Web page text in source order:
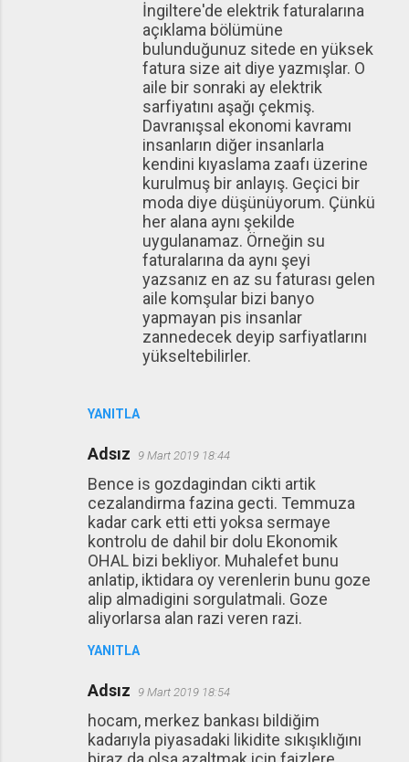
YANITLA
İngiltere'de elektrik faturalarına
açıklama bölümüne
bulunduğunuz sitede en yüksek
fatura size ait diye yazmışlar. O
aile bir sonraki ay elektrik
sarfiyatını aşağı çekmiş.
Davranışsal ekonomi kavramı
insanların diğer insanlarla
kendini kıyaslama zaafı üzerine
kurulmuş bir anlayış. Geçici bir
moda diye düşünüyorum. Çünkü
her alana aynı şekilde
uygulanamaz. Örneğin su
faturalarına da aynı şeyi
yazsanız en az su faturası gelen
aile komşular bizi banyo
yapmayan pis insanlar
zannedecek deyip sarfiyatlarını
yükseltebilirler.
Adsız 9 Mart 2019 18:44
Bence is gozdagindan cikti artik
cezalandirma fazina gecti. Temmuza
kadar cark etti etti yoksa sermaye
kontrolu de dahil bir dolu Ekonomik
OHAL bizi bekliyor. Muhalefet bunu
anlatip, iktidara oy verenlerin bunu goze
alip almadigini sorgulatmali. Goze
aliyorlarsa alan razi veren razi.
YANITLA
Adsız 9 Mart 2019 18:54
hocam, merkez bankası bildiğim
kadarıyla piyasadaki likidite sıkışıklığını